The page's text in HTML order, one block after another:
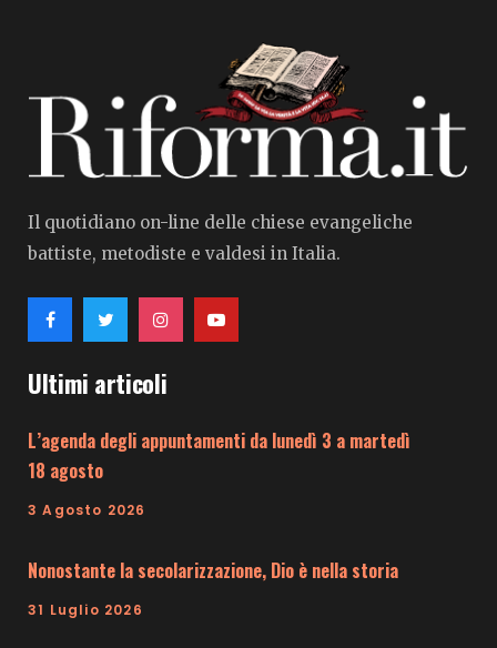
Il quotidiano on-line delle chiese evangeliche
battiste, metodiste e valdesi in Italia.
Ultimi articoli
L’agenda degli appuntamenti da lunedì 3 a martedì
18 agosto
3 Agosto 2026
Nonostante la secolarizzazione, Dio è nella storia
31 Luglio 2026